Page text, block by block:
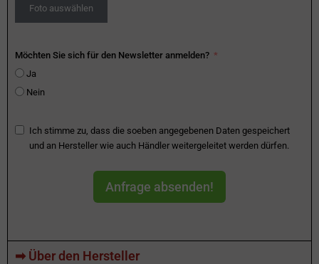
Foto auswählen
Möchten Sie sich für den Newsletter anmelden?
Ja
Nein
Ich stimme zu, dass die soeben angegebenen Daten gespeichert
und an Hersteller wie auch Händler weitergeleitet werden dürfen.
Anfrage absenden!
➡ Über den Hersteller